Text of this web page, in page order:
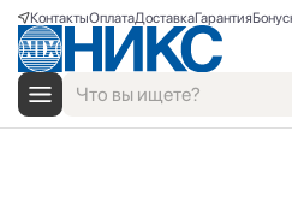
КонтактыОплатаДоставкаГарантия